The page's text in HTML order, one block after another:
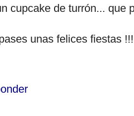
cupcake de turrón... que
unas felices fiestas !!!